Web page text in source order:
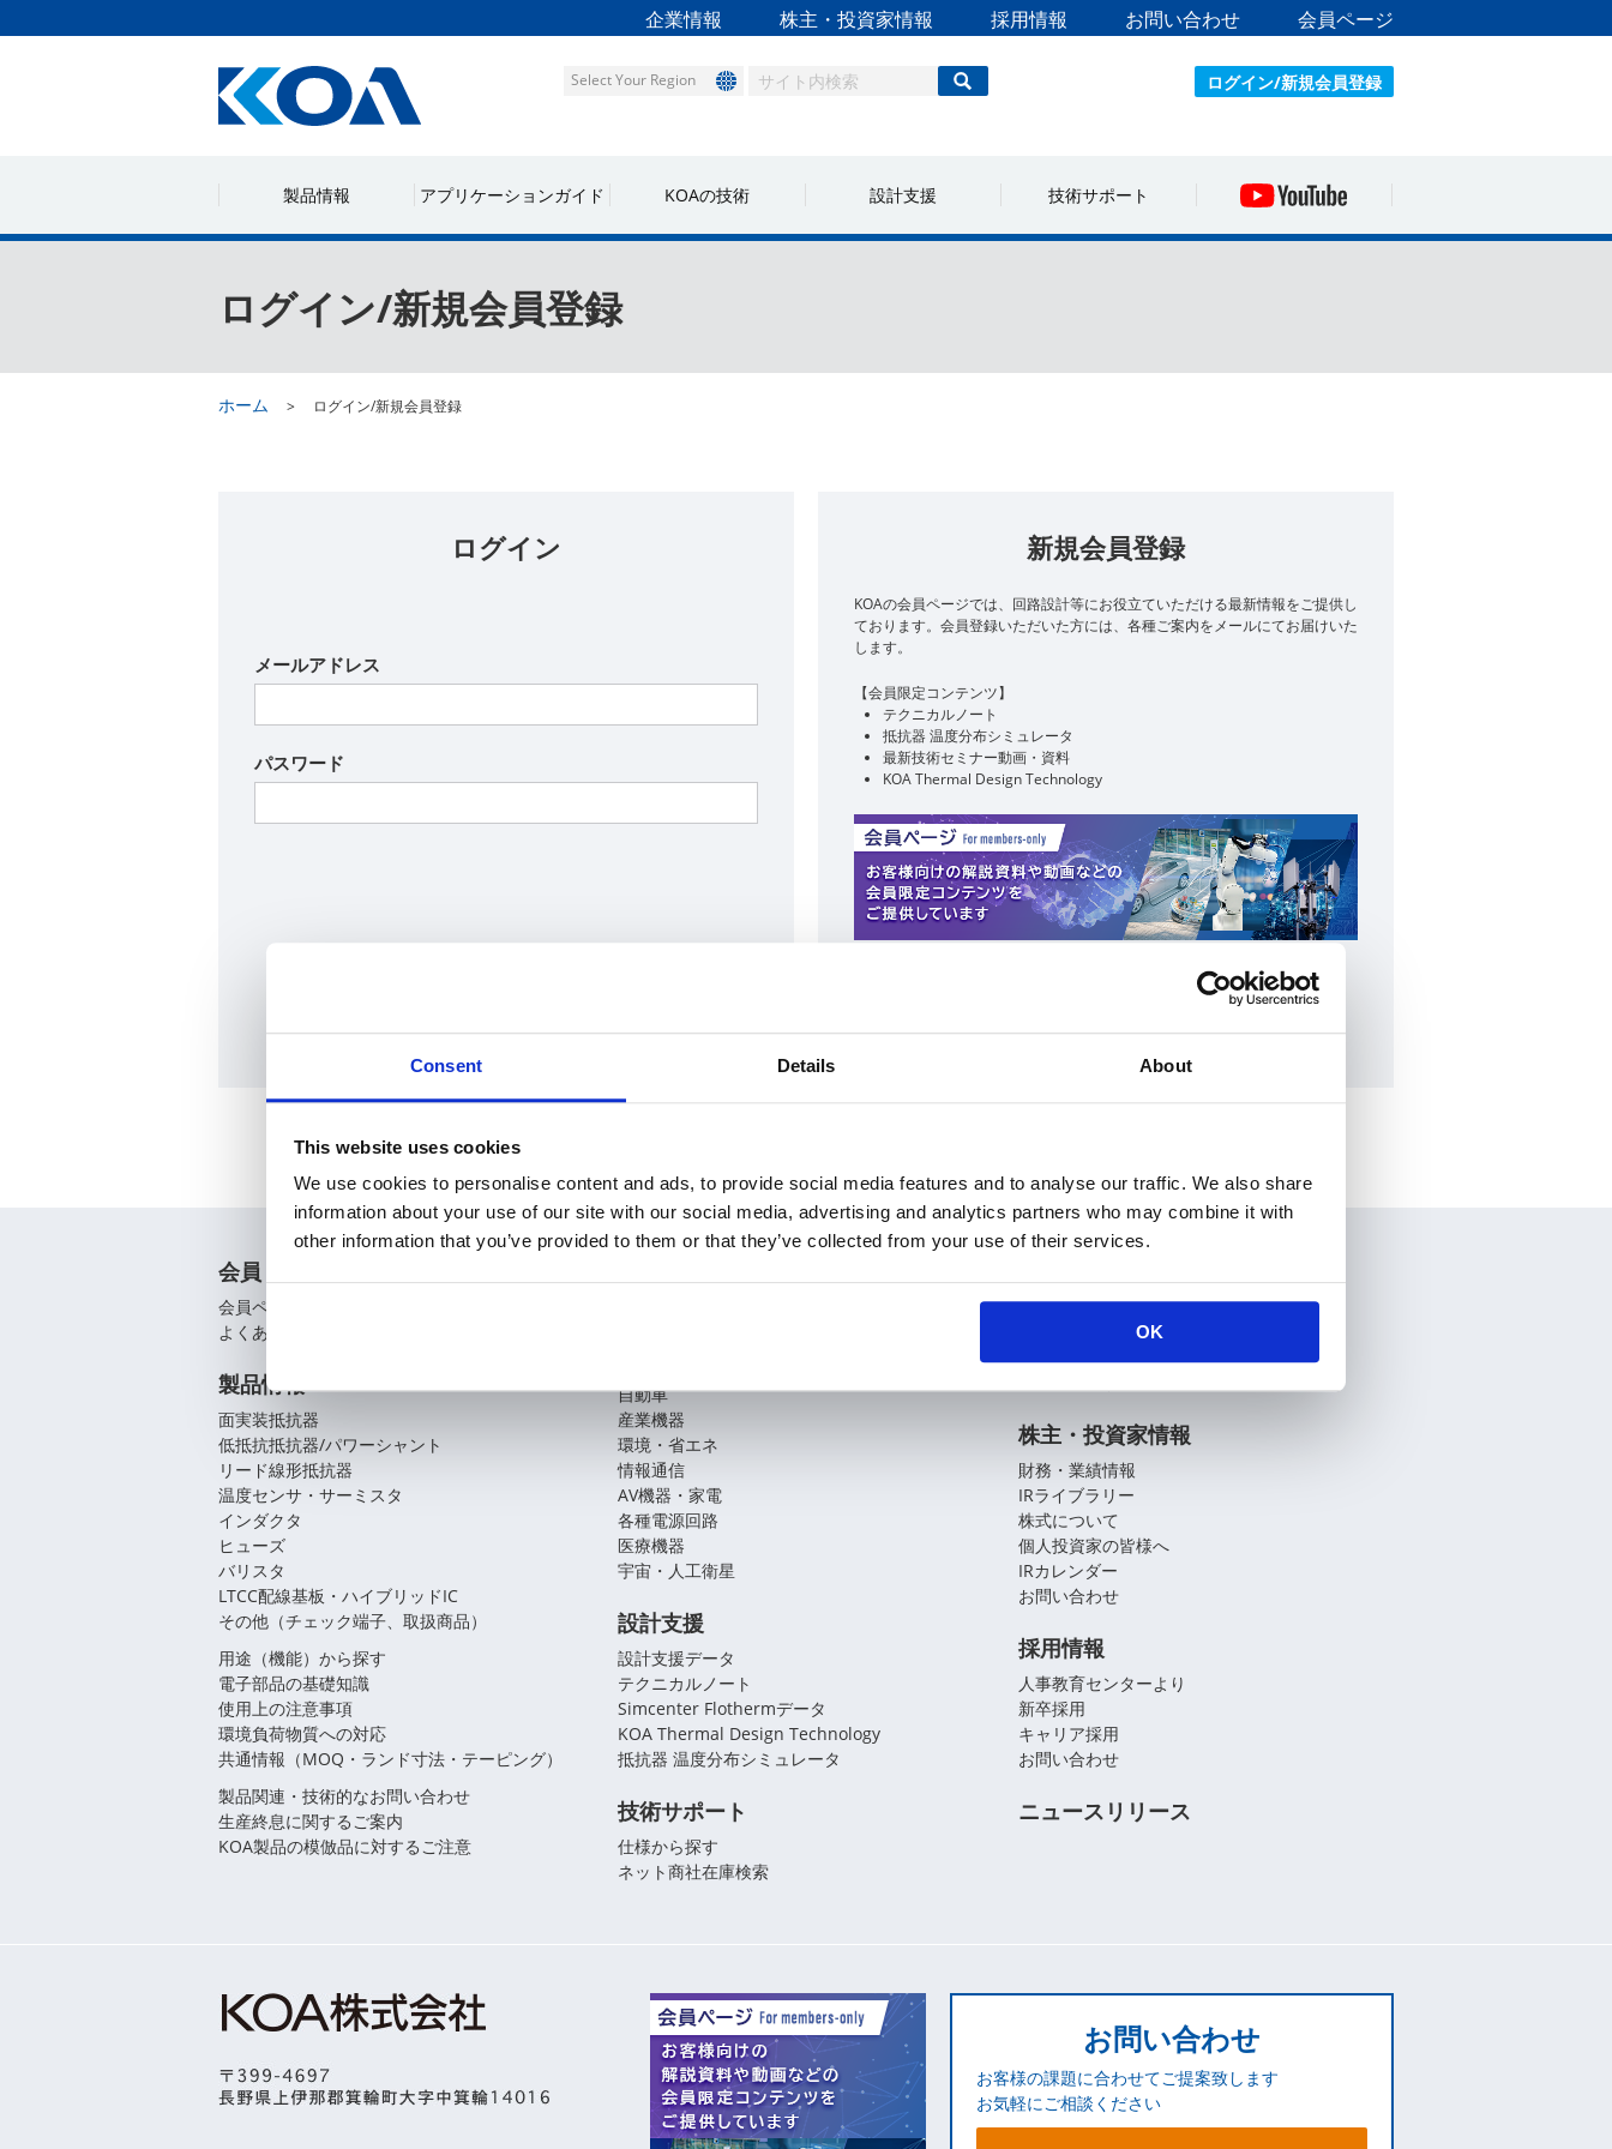
Consent Details About
This website uses cookies
We use cookies to personalise content and ads, to provide social media features and to analyse our traffic. We also share
information about your use of our site with our social media, advertising and analytics partners who may combine it with
other information that you’ve provided to them or that they’ve collected from your use of their services.
OK
企業情報 株主・投資家情報 採用情報 お問い合わせ 会員ページ
ログイン/新規会員登録
Select Your Region
製品情報 アプリケーションガイド KOAの技術 設計支援 技術サポート
ログイン/新規会員登録
ホーム ログイン/新規会員登録
ログイン
メールアドレス
パスワード
パスワードの再発行はこちら
新規会員登録
KOAの会員ページでは、回路設計等に​お役立ていただける最新情報をご提供し
ております。​会員登録いただいた方には、各種ご案内をメールにてお届けいた
します。
【会員限定コンテンツ】
テクニカルノート
抵抗器 温度分布シミュレータ
最新技術セミナー動画・資料
KOA Thermal Design Technology
会員登録に関するよくあるご質問はこちら
会員
会員ページ
よくあるご質問（FAQ）
製品情報
面実装抵抗器
低抵抗抵抗器/パワーシャント
リード線形抵抗器
温度センサ・サーミスタ
インダクタ
ヒューズ
バリスタ
LTCC配線基板・ハイブリッドIC
その他（チェック端子、取扱商品）
用途（機能）から探す
電子部品の基礎知識
使用上の注意事項
環境負荷物質への対応
共通情報（MOQ・ランド寸法・テーピング）
製品関連・技術的なお問い合わせ
生産終息に関するご案内
KOA製品の模倣品に対するご注意
自動車
産業機器
環境・省エネ
情報通信
AV機器・家電
各種電源回路
医療機器
宇宙・人工衛星
設計支援
設計支援データ
テクニカルノート
Simcenter Flothermデータ
KOA Thermal Design Technology
抵抗器 温度分布シミュレータ
技術サポート
仕様から探す
ネット商社在庫検索
会社概要
拠点・関連会社
株主・投資家情報
財務・業績情報
IRライブラリー
株式について
個人投資家の皆様へ
IRカレンダー
お問い合わせ
採用情報
人事教育センターより
新卒採用
キャリア採用
お問い合わせ
ニュースリリース
お問い合わせ
お客様の課題に合わせてご提案致します
お気軽にご相談ください